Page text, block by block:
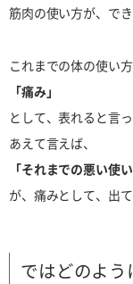
筋肉の使い方が、で
これまでの体の使い
「痛み」
として、表れると言
あえて言えば、
「それまでの悪い使い
が、痛みとして、出て
ではどのよう